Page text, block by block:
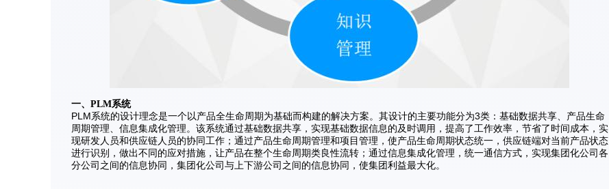
一、PLM系统
PLM系统的设计理念是一个以产品全生命周期为基础而构建的解决方案。其设计的主要功能分为3类：基础数据共享、产品生命
周期管理、信息集成化管理。该系统通过基础数据共享，实现基础数据信息的及时调用，提高了工作效率，节省了时间成本，实
现研发人员和供应链人员的协同工作；通过产品生命周期管理和项目管理，使产品生命周期状态统一，供应链端对当前产品状态
进行识别，做出不同的应对措施，让产品在整个生命周期类良性流转；通过信息集成化管理，统一通信方式，实现集团化公司各
分公司之间的信息协同，集团化公司与上下游公司之间的信息协同，使集团利益最大化。